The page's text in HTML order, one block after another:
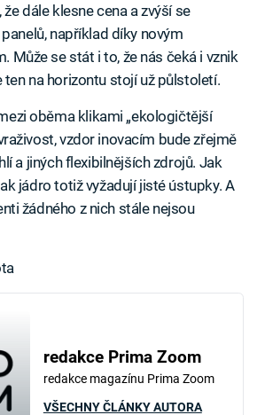
dále klesne cena a zvýší se
například díky novým
Může se stát i to, že nás čeká i vznik
ten na horizontu stojí už půlstoletí.
oběma klikami „ekologičtější
vzdor inovacím bude zřejmě
a jiných flexibilnějších zdrojů. Jak
jádro totiž vyžadují jisté ústupky. A
žádného z nich stále nejsou
redakce Prima Zoom
redakce magazínu Prima Zoom
VŠECHNY ČLÁNKY AUTORA